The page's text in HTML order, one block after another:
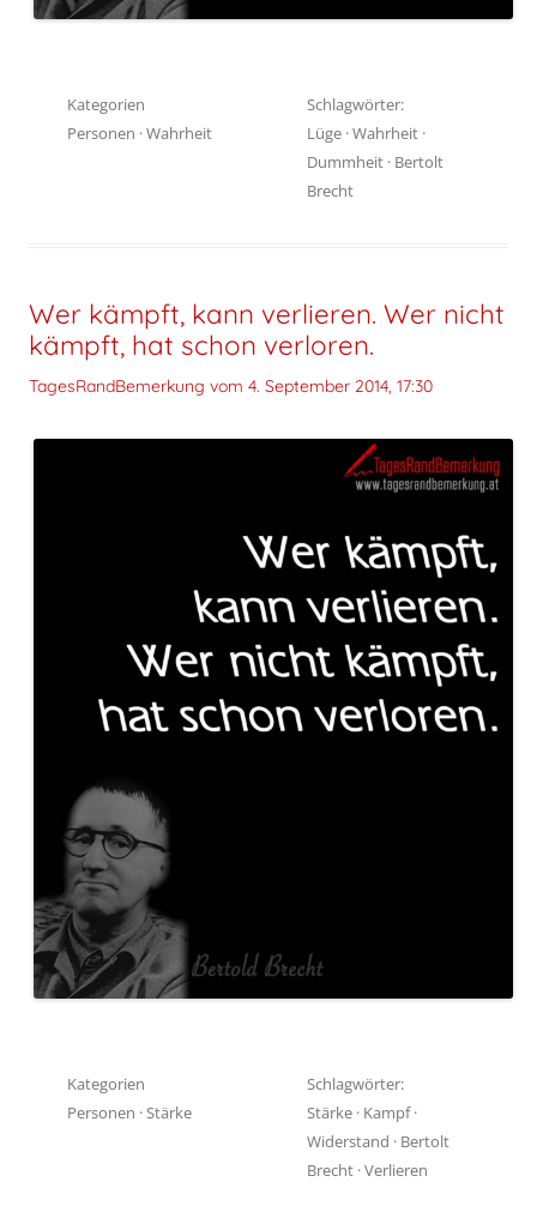
Kategorien
Personen ·Wahrheit
Schlagwörter:
Lüge ·Wahrheit ·
Dummheit · Bertolt
Brecht
Wer kämpft, kann verlieren. Wer nicht
kämpft, hat schon verloren.
TagesRandBemerkung vom 4. September 2014, 17:30
Kategorien
Personen ·Stärke
Schlagwörter:
Stärke · Kampf·
Widerstand · Bertolt
Brecht ·Verlieren